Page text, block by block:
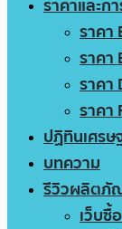
ราคาและก
ราคา
ราคา
ราคา
ราคา
ปฏิทินเศรษ
บทความ
รีวิวผลิตภั
เว็บซื้